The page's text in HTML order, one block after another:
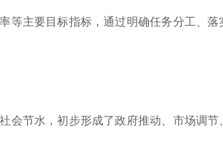
等主要目标指标，通过明确任务分工、
节水，初步形成了政府推动、市场调节